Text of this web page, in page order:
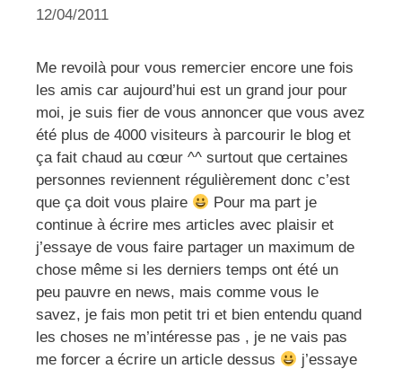
12/04/2011
Me revoilà pour vous remercier encore une fois
les amis car aujourd’hui est un grand jour pour
moi, je suis fier de vous annoncer que vous avez
été plus de 4000 visiteurs à parcourir le blog et
ça fait chaud au cœur ^^ surtout que certaines
personnes reviennent régulièrement donc c’est
que ça doit vous plaire
Pour ma part je
continue à écrire mes articles avec plaisir et
j’essaye de vous faire partager un maximum de
chose même si les derniers temps ont été un
peu pauvre en news, mais comme vous le
savez, je fais mon petit tri et bien entendu quand
les choses ne m’intéresse pas , je ne vais pas
me forcer a écrire un article dessus
j’essaye